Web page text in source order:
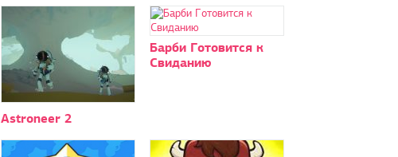
Astroneer 2
Барби Готовится к
Свиданию